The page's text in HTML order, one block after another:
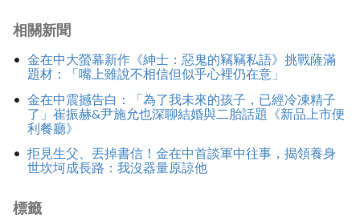
相關新聞
金在中大螢幕新作《紳士：惡鬼的竊竊私語》挑戰薩滿
題材：「嘴上雖說不相信但似乎心裡仍在意」
金在中震撼告白：「為了我未來的孩子，已經冷凍精子
了」崔振赫&尹施允也深聊結婚與二胎話題《新品上市便
利餐廳》
拒見生父、丟掉書信！金在中首談軍中往事，揭領養身
世坎坷成長路：我沒器量原諒他
標籤